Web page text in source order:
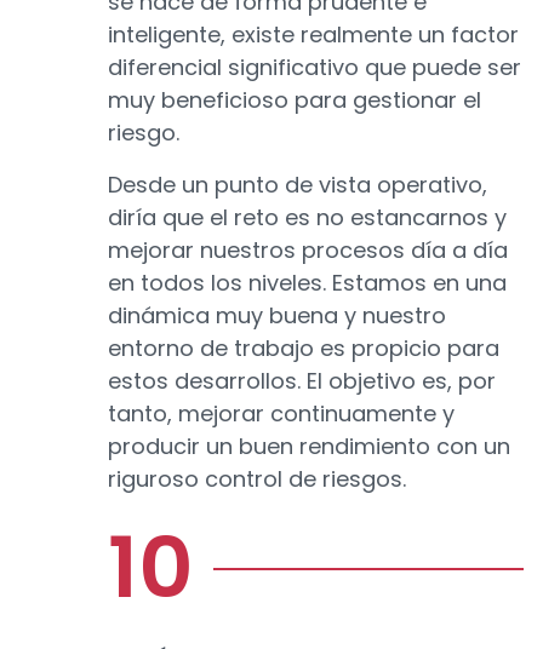
inteligente, existe realmente un factor
diferencial significativo que puede ser
muy beneficioso para gestionar el
riesgo.
Desde un punto de vista operativo,
diría que el reto es no estancarnos y
mejorar nuestros procesos día a día
en todos los niveles. Estamos en una
dinámica muy buena y nuestro
entorno de trabajo es propicio para
estos desarrollos. El objetivo es, por
tanto, mejorar continuamente y
producir un buen rendimiento con un
riguroso control de riesgos.